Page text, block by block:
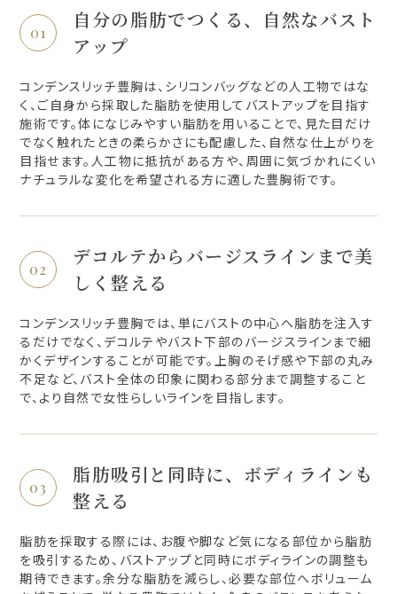
自分の脂肪でつくる、自然なバスト
アップ
コンデンスリッチ豊胸は、シリコンバッグなどの人工物ではな
く、ご自身から採取した脂肪を使用してバストアップを目指す
施術です。体になじみやすい脂肪を用いることで、見た目だけ
でなく触れたときの柔らかさにも配慮した、自然な仕上がりを
目指せます。人工物に抵抗がある方や、周囲に気づかれにくい
ナチュラルな変化を希望される方に適した豊胸術です。
デコルテからバージスラインまで美
しく整える
コンデンスリッチ豊胸では、単にバストの中心へ脂肪を注入す
るだけでなく、デコルテやバスト下部のバージスラインまで細
かくデザインすることが可能です。上胸のそげ感や下部の丸み
不足など、バスト全体の印象に関わる部分まで調整すること
で、より自然で女性らしいラインを目指します。
脂肪吸引と同時に、ボディラインも
整える
脂肪を採取する際には、お腹や脚など気になる部位から脂肪
を吸引するため、バストアップと同時にボディラインの調整も
期待できます。余分な脂肪を減らし、必要な部位へボリューム